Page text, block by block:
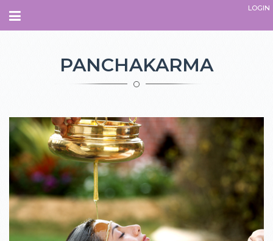
Navegação
LOGIN
O QUE É O ESPAÇO
PARCEIROS
EQUIPE
ADMINISTRATIVO
INSTRUTORES
TERAPEUTAS
PROFESSORES
COLABORADORES
PANCHAKARMA